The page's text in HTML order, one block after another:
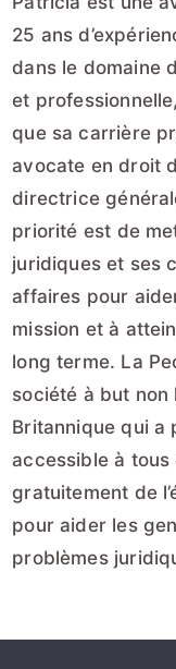
25 ans
dans le domaine
et
que sa carrière
avocate en droit
directrice
priorité est de
juridiques et ses
affaires pour
mission et à
long terme. La
société à but
Britannique qui a
accessible à
gratuitement de
pour aider les
problèmes